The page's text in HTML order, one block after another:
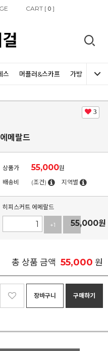
CART [0 ]
스 머플러&스카프 가방 신발
3
메랄드
상품가 55,000원
배송비
(조건) 지역별
히피스커트 에메랄드
+1 -1
55,000원
총 상품 금액 55,000 원
장바구니 구매하기